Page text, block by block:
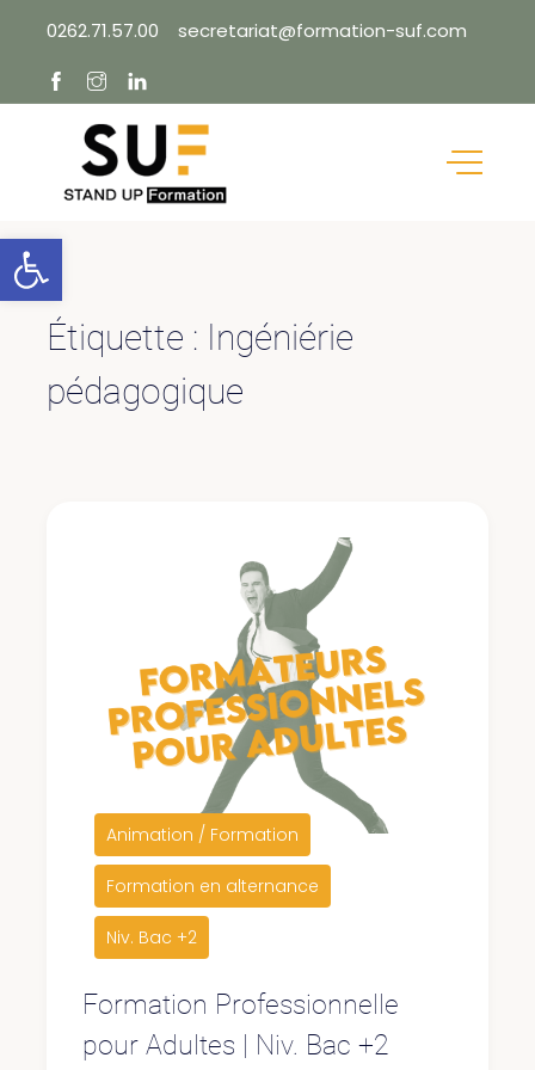
content
0262.71.57.00 secretariat@formation-suf.com
Étiquette : Ingéniérie
pédagogique
Animation / Formation
Formation en alternance
Niv. Bac +2
Formation Professionnelle
pour Adultes | Niv. Bac +2
Ouvrir la barre d’outils